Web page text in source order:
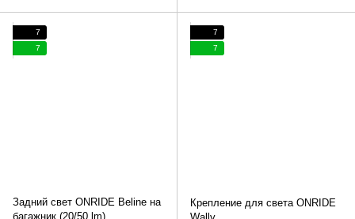
7
7
Задний свет ONRIDE Beline на
багажник (20/50 lm)
7
7
Крепление для света ONRIDE